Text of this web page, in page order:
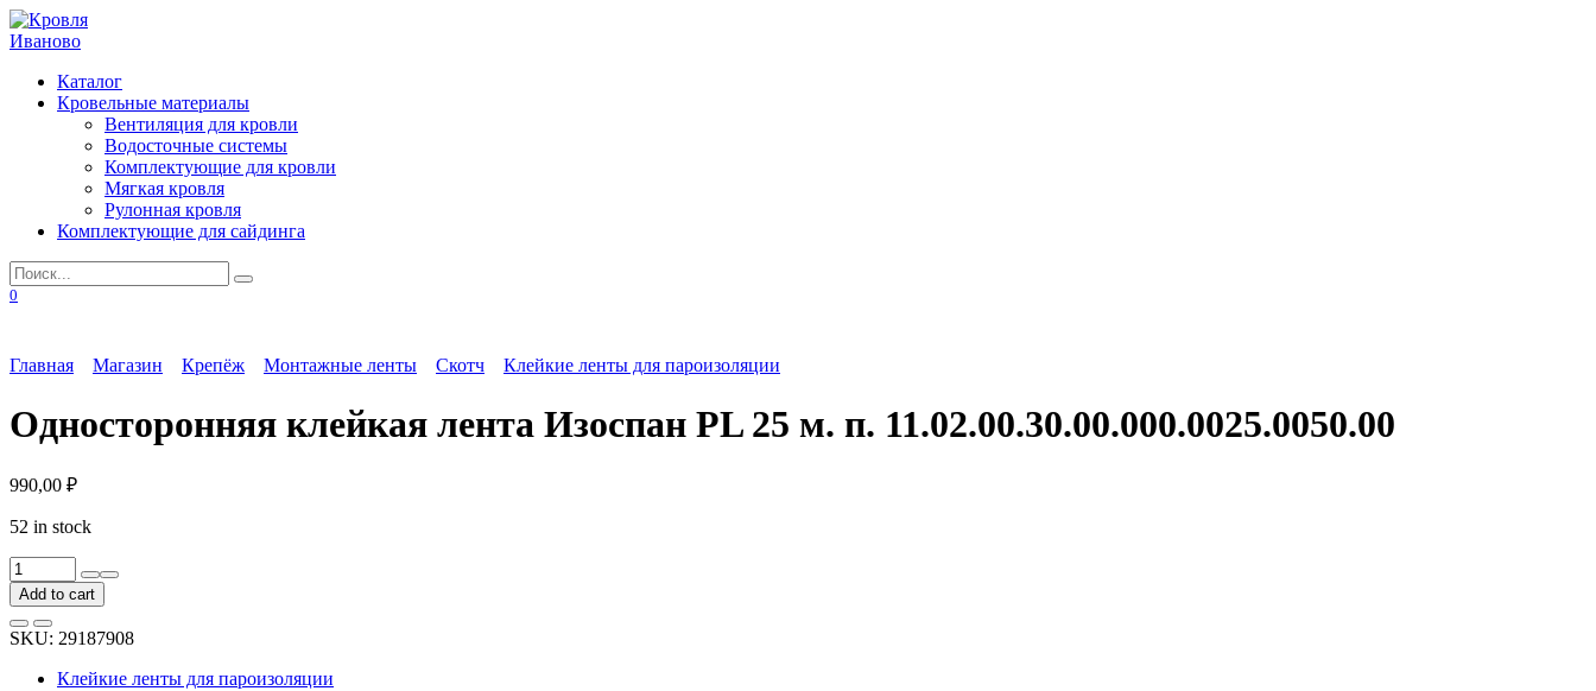
Перейти
к
Каталог
Кровельные материалы
Вентиляция для кровли
Водосточные системы
Комплектующие для кровли
Мягкая кровля
Рулонная кровля
Комплектующие для сайдинга
Search
for:
0
Главная Магазин Крепёж Монтажные ленты Скотч Клейкие ленты для пароизоляции
Односторонняя клейкая лента Изоспан PL 25 м. п. 11.02.00.30.00.000.0025.0050.00
990,00 ₽
52 in stock
Односторонняя
клейкая
лента
Изоспан
PL
Add to cart
SKU: 29187908
Клейкие ленты для пароизоляции